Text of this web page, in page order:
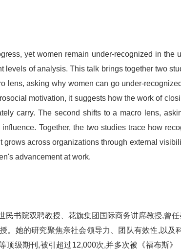
yet women remain under-recognized in the
levels of analysis. This talk brings together two
lens, asking why women can go under-
motivation, it suggests how the work of
carry. The second shifts to a macro lens,
Together, the two studies trace how
across organizations through external
advancement at work.
民书院双聘教授、花旗集团国际商务讲席教授,曾
。她的研究聚焦亲社会领导力、团队有效性,以及
顶级期刊,被引超过12,000次,并多次被《福布斯》